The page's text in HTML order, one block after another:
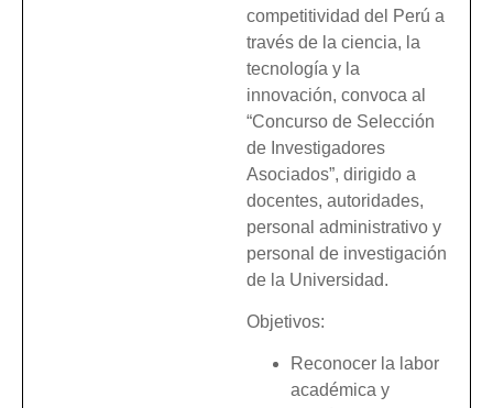
competitividad del Perú a
través de la ciencia, la
tecnología y la
innovación, convoca al
“Concurso de Selección
de Investigadores
Asociados”, dirigido a
docentes, autoridades,
personal administrativo y
personal de investigación
de la Universidad.
Objetivos:
Reconocer la labor
académica y